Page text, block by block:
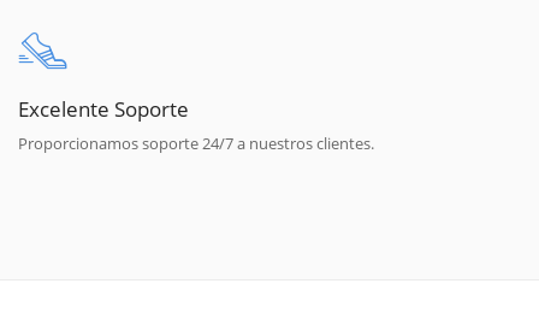
Excelente Soporte
Proporcionamos soporte 24/7 a nuestros clientes.